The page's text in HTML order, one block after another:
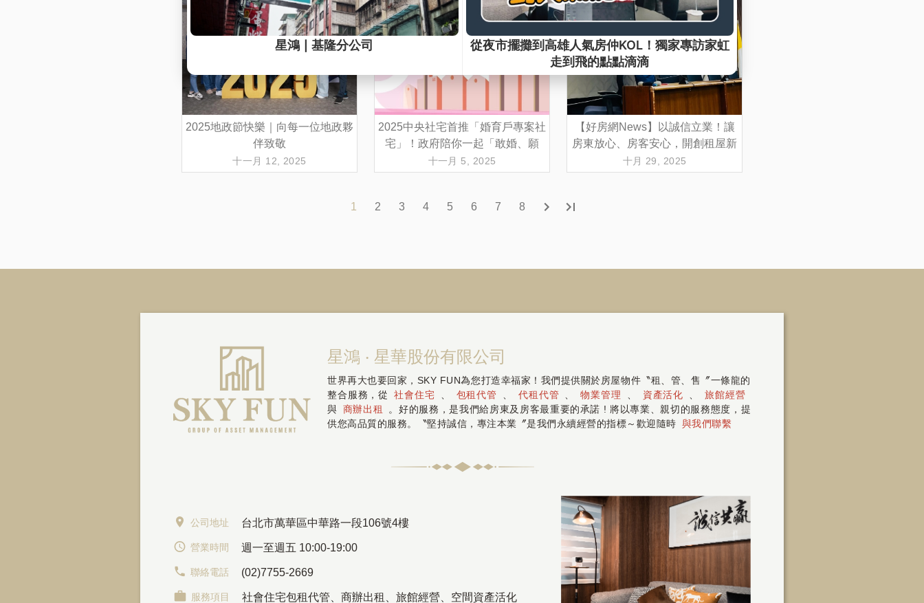
2025地政節快樂｜向每一位地政夥
伴致敬
十一月 12, 2025
2025中央社宅首推「婚育戶專案社
宅」！政府陪你一起「敢婚、願
生、樂養」
十一月 5, 2025
【好房網News】以誠信立業！讓
房東放心、房客安心，開創租屋新
格局
十月 29, 2025
1 2 3 4 5 6 7 8
星鴻 ‧ 星華股份有限公司
世界再大也要回家，SKY FUN為您打造幸福家！我們提供關於房屋物件〝租、管、售〞一條龍的
整合服務，從
社會住宅 包租代管 代租代管 物業管理 資產活化
旅館經營
與 商辦出租
。好的服務，是我們給房東及房客最重要的承諾 ! 將以專業、親切的服務態度，提
供您高品質的服務。〝堅持誠信，專注本業〞是我們永續經營的指標～歡迎隨時 與我們聯繫
公司地址 台北市萬華區中華路一段106號4樓
營業時間 週一至週五 10:00-19:00
聯絡電話 (02)7755-2669
服務項目 社會住宅包租代管 商辦出租 旅館經營、空間資產活化